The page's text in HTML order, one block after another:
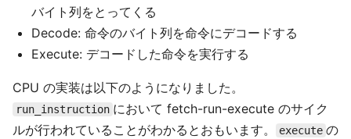
バイト列をとってくる
Decode: 命令のバイト列を命令にデコードする
Execute: デコードした命令を実行する
CPU の実装は以下のようになりました。
run_instruction において fetch-run-execute のサイク
ルが行われていることがわかるとおもいます。
execute の